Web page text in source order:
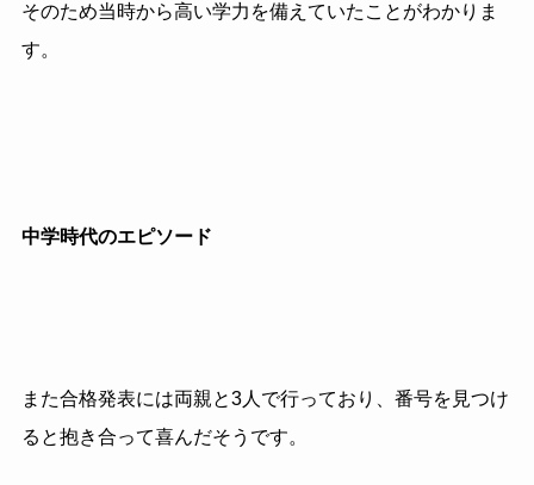
そのため当時から高い学力を備えていたことがわかりま
す。
中学時代のエピソード
また合格発表には両親と3人で行っており、番号を見つけ
ると抱き合って喜んだそうです。